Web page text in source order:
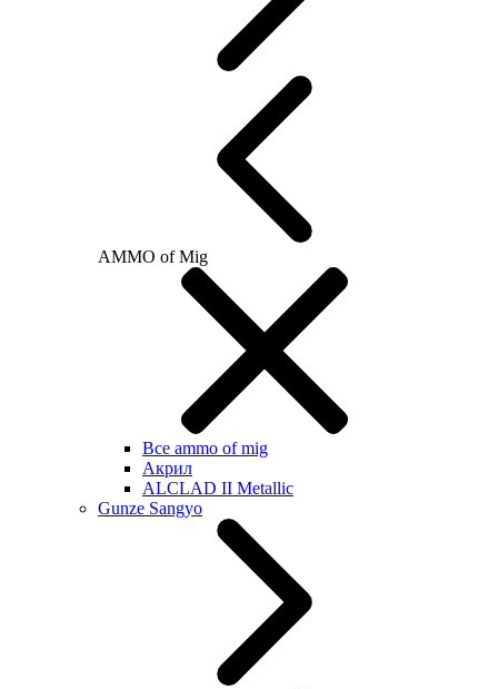
AMMO of Mig
Все ammo of mig
Акрил
ALCLAD II Metallic
Gunze Sangyo